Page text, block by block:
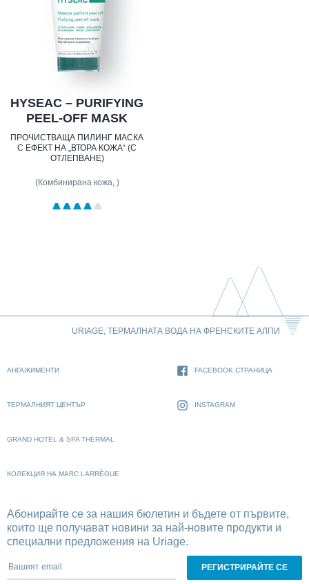
HYSEAC – PURIFYING
PEEL-OFF MASK
ПРОЧИСТВАЩА ПИЛИНГ МАСКА
С ЕФЕКТ НА „ВТОРА КОЖА“ (С
ОТЛЕПВАНЕ)
(Комбинирана кожа, )
URIAGE, ТЕРМАЛНАТА ВОДА НА ФРЕНСКИТЕ АЛПИ
АНГАЖИМЕНТИ
ТЕРМАЛНИЯТ ЦЕНТЪР
GRAND HOTEL & SPA THERMAL
КОЛЕКЦИЯ НА MARC LARRÈGUE
FACEBOOK СТРАНИЦА
INSTAGRAM
Абонирайте се за нашия бюлетин и бъдете от първите,
които ще получават новини за най-новите продукти и
специални предложения на Uriage.
Вашият email